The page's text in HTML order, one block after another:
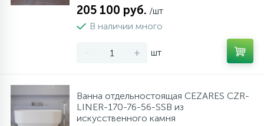
Напольные смесители
205 100 руб. /шт
В наличии много
- + шт
Ванна отдельностоящая CEZARES CZR-
LINER-170-76-56-SSB из
искусственного камня